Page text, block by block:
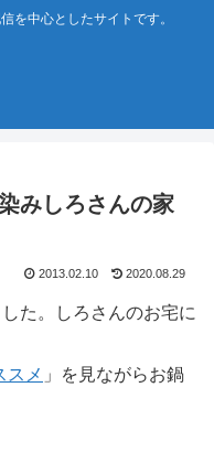
を中心としたサイトです。
みしろさんの家
2013.02.10 2020.08.29
た。しろさんのお宅に
スメ 」を見ながらお鍋